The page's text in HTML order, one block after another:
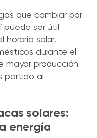
que cambiar por
puede ser útil
horario solar.
durante el
mayor producción
partido al
solares:
energía